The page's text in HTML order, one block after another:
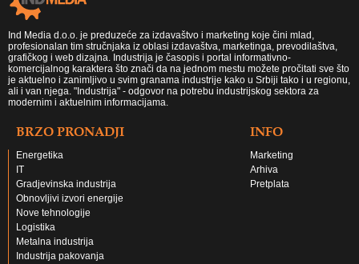
Ind Media d.o.o. je preduzeće za izdavaštvo i marketing koje čini mlad,
profesionalan tim stručnjaka iz oblasi izdavaštva, marketinga, prevodilaštva,
grafičkog i web dizajna. Industrija je časopis i portal informativno-
komercijalnog karaktera što znači da na jednom mestu možete pročitati sve što
je aktuelno i zanimljivo u svim granama industrije kako u Srbiji tako i u regionu,
ali i van njega. "Industrija" - odgovor na potrebu industrijskog sektora za
modernim i aktuelnim informacijama.
BRZO PRONADJI
Energetika
IT
Gradjevinska industrija
Obnovljivi izvori energije
Nove tehnologije
Logistika
Metalna industrija
Industrija pakovanja
INFO
Marketing
Arhiva
Pretplata